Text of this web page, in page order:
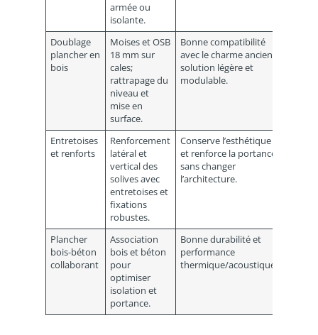
armée ou
isolante.
Doublage
plancher en
bois
Moises et OSB
18 mm sur
cales;
rattrapage du
niveau et
mise en
surface.
Bonne compatibilité
avec le charme ancien;
solution légère et
modulable.
Entretoises
et renforts
Renforcement
latéral et
vertical des
solives avec
entretoises et
fixations
robustes.
Conserve l’esthétique
et renforce la portance
sans changer
l’architecture.
Plancher
bois-béton
collaborant
Association
bois et béton
pour
optimiser
isolation et
portance.
Bonne durabilité et
performance
thermique/acoustique.